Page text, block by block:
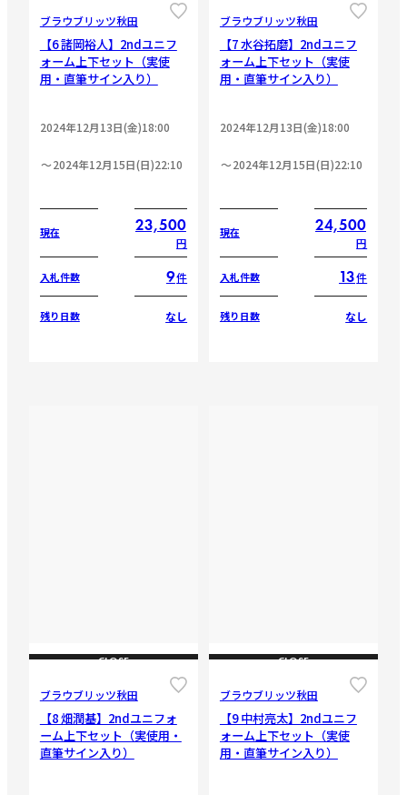
ブラウブリッツ秋田
【6 諸岡裕人】2ndユニフ
ォーム上下セット（実使
用・直筆サイン入り）
2024年12月13日(金)18:00
2024年12月15日(日)22:10
現在 23,500
円
入札件数 9件
残り日数 なし
ブラウブリッツ秋田
【7 水谷拓磨】2ndユニフ
ォーム上下セット（実使
用・直筆サイン入り）
2024年12月13日(金)18:00
2024年12月15日(日)22:10
現在 24,500
円
入札件数 13件
残り日数 なし
CLOSE
ブラウブリッツ秋田
【8 畑潤基】2ndユニフォ
ーム上下セット（実使用・
直筆サイン入り）
CLOSE
ブラウブリッツ秋田
【9 中村亮太】2ndユニフ
ォーム上下セット（実使
用・直筆サイン入り）